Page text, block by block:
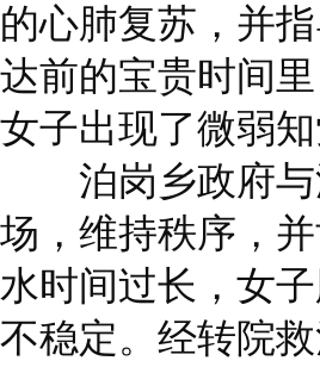
的心肺复苏，并
达前的宝贵时间
女子出现了微弱知
泊岗乡政府与
场，维持秩序，
水时间过长，女
不稳定。经转院